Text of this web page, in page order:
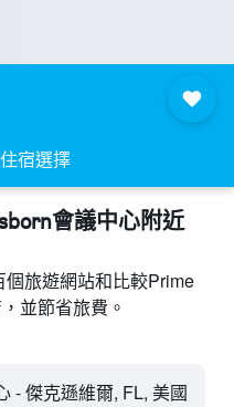
住宿選擇
會議中心附近​
旅遊網站和比較Prime
並節省旅費。
- 傑克遜維爾, FL, 美國